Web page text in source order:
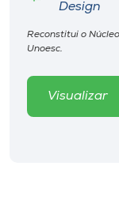
Editora
Rádio
Design
Reconstitui o
Unoesc.
Visualizar